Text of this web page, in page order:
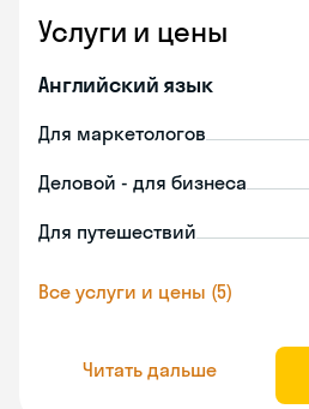
Услуги и цены
Английский язык
Для маркетологов
Деловой - для бизнеса
Для путешествий
Все услуги и цены (5)
Читать дальше